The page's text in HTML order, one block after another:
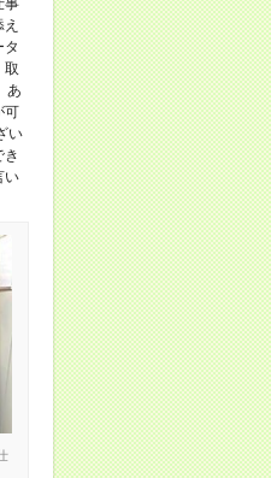
タ
取
あ
可
い
き
い